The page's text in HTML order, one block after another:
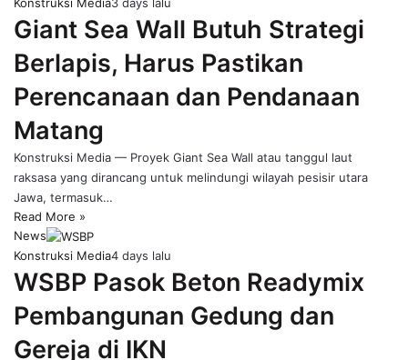
Konstruksi Media3 days lalu
Giant Sea Wall Butuh Strategi
Berlapis, Harus Pastikan
Perencanaan dan Pendanaan
Matang
Konstruksi Media — Proyek Giant Sea Wall atau tanggul laut
raksasa yang dirancang untuk melindungi wilayah pesisir utara
Jawa, termasuk…
Read More »
News
Konstruksi Media4 days lalu
WSBP Pasok Beton Readymix
Pembangunan Gedung dan
Gereja di IKN